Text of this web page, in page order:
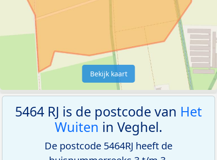
Bekijk kaart
5464 RJ is de postcode van Het
Wuiten in Veghel.
De postcode 5464RJ heeft de